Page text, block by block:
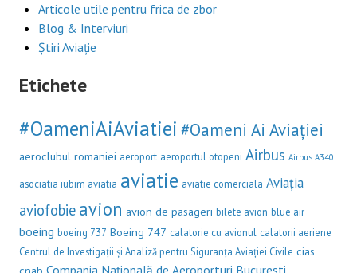
Articole utile pentru frica de zbor
Blog & Interviuri
Știri Aviație
Etichete
#OameniAiAviatiei #Oameni Ai Aviației
aeroclubul romaniei aeroport aeroportul otopeni Airbus Airbus A340
asociatia iubim aviatia aviatie aviatie comerciala Aviația
aviofobie avion avion de pasageri bilete avion blue air
boeing boeing 737 Boeing 747 calatorie cu avionul calatorii aeriene
Centrul de Investigații și Analiză pentru Siguranța Aviației Civile cias
Compania Națională de Aeroporturi București